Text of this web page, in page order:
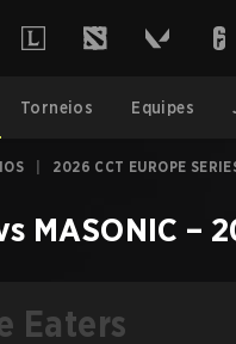
Torneios Equipes
2026 CCT EUROPE
MASONIC –
Eaters